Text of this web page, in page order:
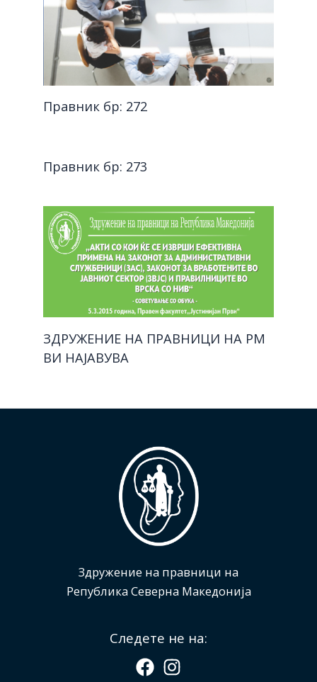
Правник бр: 272
Правник бр: 273
ЗДРУЖЕНИЕ НА ПРАВНИЦИ НА РМ
ВИ НАЈАВУВА
Здружение на правници на
Република Северна Македонија
Следете не на: